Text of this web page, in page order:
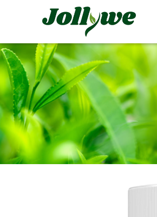
Giảm táo bón
Máy tính bảng/Thuốc